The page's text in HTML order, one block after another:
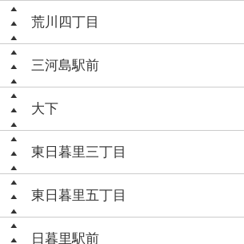
荒川四丁目
三河島駅前
大下
東日暮里三丁目
東日暮里五丁目
日暮里駅前